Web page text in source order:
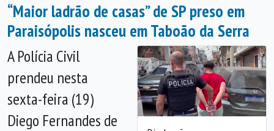
“Maior ladrão de casas” de SP preso em
Paraisópolis nasceu em Taboão da Serra
A Polícia Civil
prendeu nesta
sexta-feira (19)
Diego Fernandes de